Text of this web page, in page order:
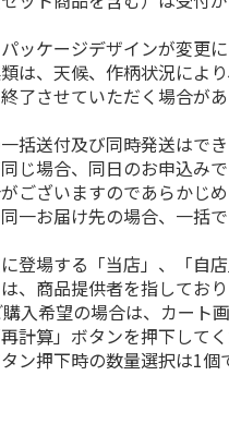
ッケージデザインが変更に
は、天候、作柄状況によ
了させていただく場合が
括送付及び同時発送はで
じ場合、同日のお申込み
ございますのであらかじめ
一お届け先の場合、一括
登場する「当店」、「自
、商品提供者を指しており
入希望の場合は、カート
計算」ボタンを押下して
ン押下時の数量選択は1個